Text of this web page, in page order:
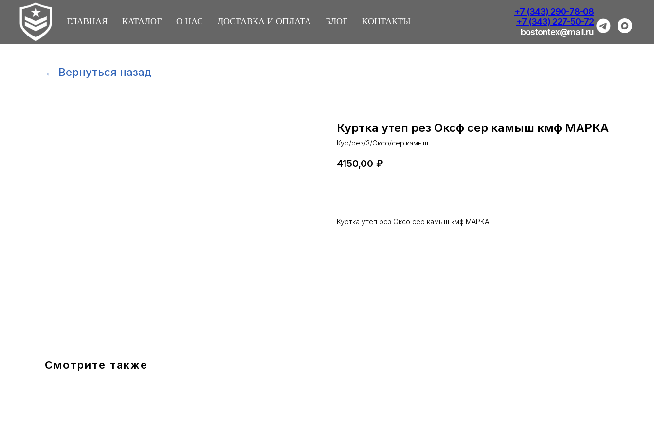
ГЛАВНАЯ КАТАЛОГ О НАС ДОСТАВКА И ОПЛАТА БЛОГ КОНТАКТЫ
+7 (343) 290-78-08
+7 (343) 227-50-72
bostontex@mail.ru
← Вернуться назад
Куртка утеп рез Оксф сер камыш кмф МАРКА
Кур/рез/З/Оксф/сер.камыш
4150,00 ₽
Куртка утеп рез Оксф сер камыш кмф МАРКА
Смотрите также